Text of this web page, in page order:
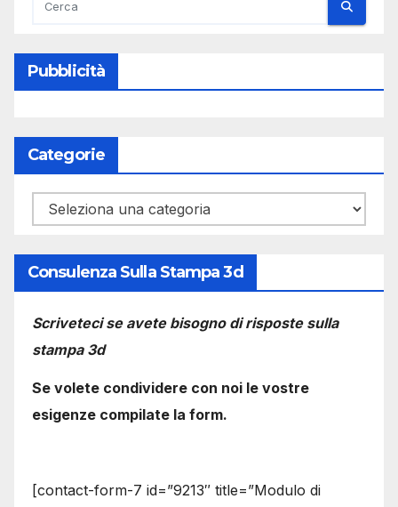
Pubblicità
Categorie
Categorie
Consulenza Sulla Stampa 3d
Scriveteci se avete bisogno di risposte sulla
stampa 3d
Se volete condividere con noi le vostre
esigenze compilate la form.
[contact-form-7 id=”9213″ title=”Modulo di